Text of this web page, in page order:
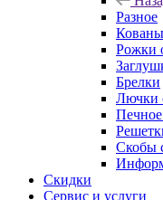
Разное
Рожки
Брелки
Лючки
Скобы
Скидки
Сервис и услуги